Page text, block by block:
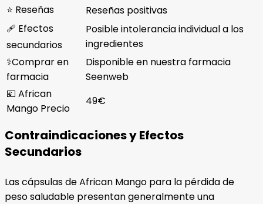
⭐ Reseñas
Reseñas positivas
🩹 Efectos
secundarios
Posible intolerancia individual a los
ingredientes
⚕️Comprar en
farmacia
Disponible en nuestra farmacia
Seenweb
💶 African
Mango Precio
49€
Contraindicaciones y Efectos
Secundarios
Las cápsulas de African Mango para la pérdida de
peso saludable presentan generalmente una